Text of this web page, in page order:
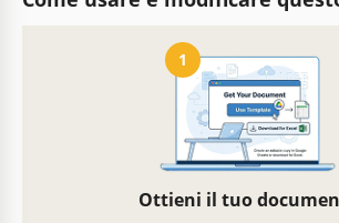
1
Ottieni il tuo